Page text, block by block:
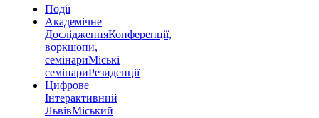
Події
Академічне
ДослідженняКонференції,
воркшопи,
семінариМіські
семінариРезиденції
Цифрове
Інтерактивний
ЛьвівМіський